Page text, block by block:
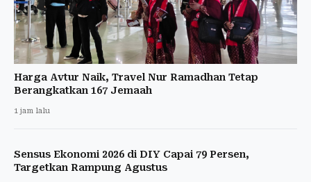
Harga Avtur Naik, Travel Nur Ramadhan Tetap
Berangkatkan 167 Jemaah
1 jam lalu
Sensus Ekonomi 2026 di DIY Capai 79 Persen,
Targetkan Rampung Agustus